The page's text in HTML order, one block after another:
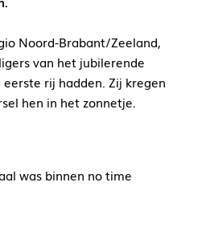
Noord-Brabant/Zeeland,
van het jubilerende
rij hadden. Zij kregen
hen in het zonnetje.
was binnen no time